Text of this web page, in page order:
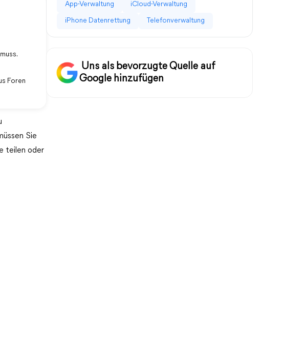
Foren
Sie
teilen oder
App-Verwaltung iCloud-Verwaltung
iPhone Datenrettung Telefonverwaltung
Uns als bevorzugte Quelle auf
Google hinzufügen